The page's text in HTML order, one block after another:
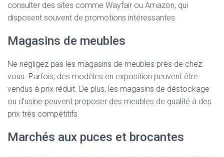
consulter des sites comme Wayfair ou Amazon, qui
disposent souvent de promotions intéressantes.
Magasins de meubles
Ne négligez pas les magasins de meubles près de chez
vous. Parfois, des modèles en exposition peuvent être
vendus à prix réduit. De plus, les magasins de déstockage
ou d’usine peuvent proposer des meubles de qualité à des
prix très compétitifs.
Marchés aux puces et brocantes